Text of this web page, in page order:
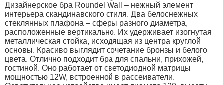
Дизайнерское бра Roundel Wall – нежный элемент
интерьера скандинавского стиля. Два белоснежных
стеклянных плафона – сферы разного диаметра,
расположенные вертикально. Их удерживает изогнутая
металлическая стойка, исходящая из центра круглой
основы. Красиво выглядит сочетание бронзы и белого
цвета. Отлично подходит бра для спальни, прихожей,
гостиной. Оно работает от светодиодной матрицы
мощностью 12W, встроенной в рассеиватели.